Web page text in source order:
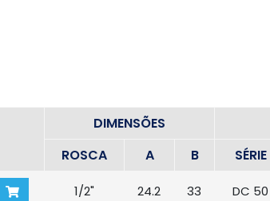
DIMENSÕES
ROSCA
A B SÉRIE
1/2" 24.2 33 DC 50